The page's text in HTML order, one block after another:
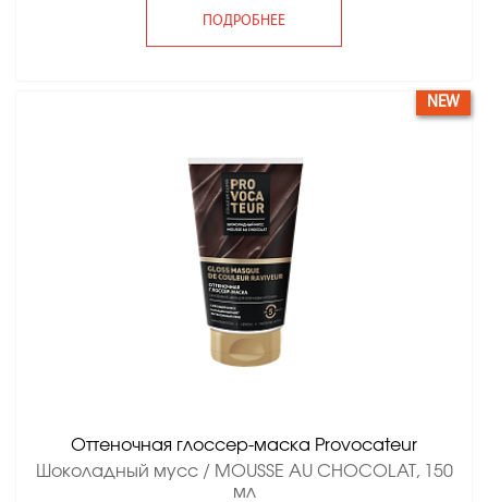
ПОДРОБНЕЕ
Оттеночная глоссер-маска Provocateur
Шоколадный мусс / MOUSSE AU CHOCOLAT, 150
мл
NEW